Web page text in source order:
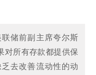
储前副主席夸尔斯
对所有存款都提供保
去改善流动性的动